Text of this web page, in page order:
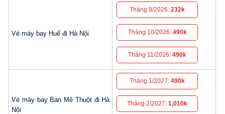
Vé máy bay Huế đi Hà Nội
Tháng 9/2026:232k
Tháng 10/2026: 490k
Tháng 11/2026:490k
Vé máy bay Ban Mê Thuột đi Hà
Nội
Tháng 1/2027:490k
Tháng 2/2027:1,010k